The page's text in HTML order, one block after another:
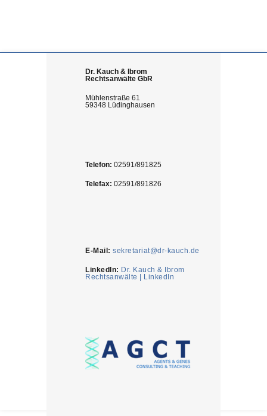
Dr. Kauch & Ibrom
Rechtsanwälte GbR
Mühlenstraße 61
59348 Lüdinghausen
Telefon: 02591/891825
Telefax: 02591/891826
E-Mail: sekretariat@dr-kauch.de
LinkedIn: Dr. Kauch & Ibrom
Rechtsanwälte | LinkedIn